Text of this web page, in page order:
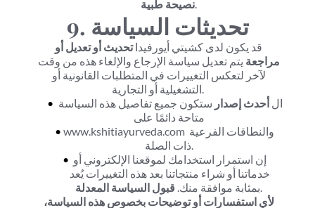
نصيحة طبية.
9. تحديثات السياسة
قد يكون لدى كشيتي أيورفيدا
مراجعة
التشغيلية أو التجارية.
ال أحدث إصدار
متاحة دائمًا على
www.kshitiayurveda.com والنطاقات الفرعية
ذات الصلة.
بمثابة موافقة منك. قبول السياسة المعدلة
.